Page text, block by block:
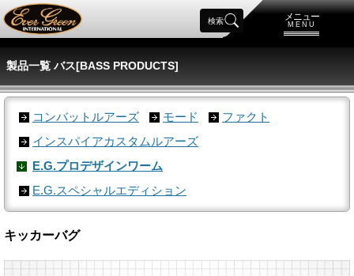
メニュー
MENU
検索
製品一覧 バス[BASS PRODUCTS]
コンバットルアーズ モード
ファクト
インスパイアカスタムルアーズ
E.G.プロデザインワーム
E.G.スペシャルエディション
キッカーバグ